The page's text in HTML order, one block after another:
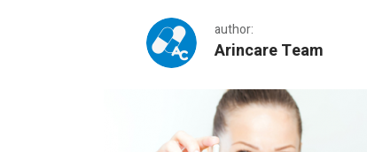
author:
Arincare Team